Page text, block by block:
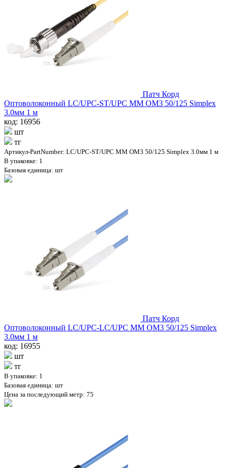
Патч Корд
Оптоволоконный LC/UPC-ST/UPC MM OM3 50/125 Simplex
3.0мм 1 м
код: 16956
шт
тг
Артикул-PartNumber: LC/UPC-ST/UPC MM OM3 50/125 Simplex 3.0мм 1 м
В упаковке: 1
Базовая единица: шт
Патч Корд
Оптоволоконный LC/UPC-LC/UPC MM OM3 50/125 Simplex
3.0мм 1 м
код: 16955
шт
тг
В упаковке: 1
Базовая единица: шт
Цена за последующий метр: 75